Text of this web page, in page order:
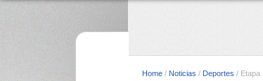
Home / Noticias / Deportes / Etapa